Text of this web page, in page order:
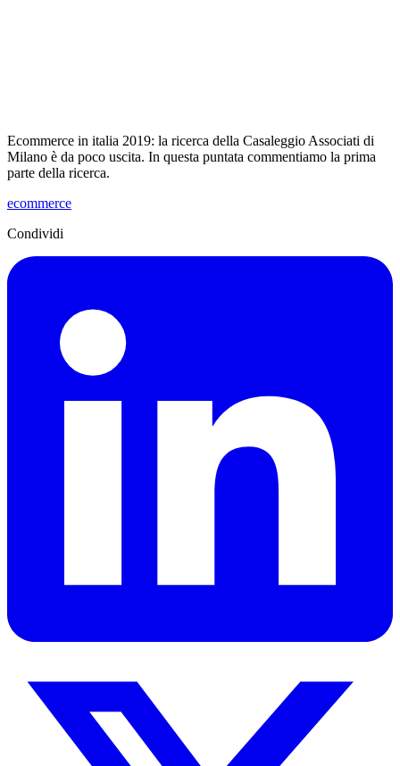
Ecommerce in italia 2019: la ricerca della Casaleggio Associati di
Milano è da poco uscita. In questa puntata commentiamo la prima
parte della ricerca.
ecommerce
Condividi